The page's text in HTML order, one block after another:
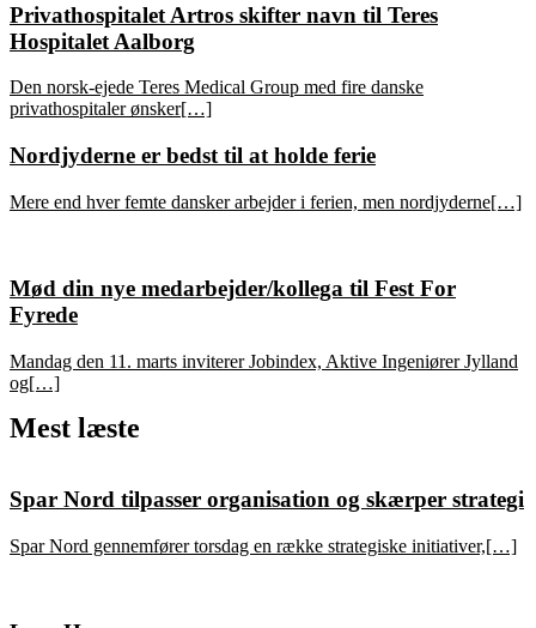
Privathospitalet Artros skifter navn til Teres
Hospitalet Aalborg
Den norsk-ejede Teres Medical Group med fire danske
privathospitaler ønsker[…]
Nordjyderne er bedst til at holde ferie
Mere end hver femte dansker arbejder i ferien, men nordjyderne[…]
Mød din nye medarbejder/kollega til Fest For
Fyrede
Mandag den 11. marts inviterer Jobindex, Aktive Ingeniører Jylland
og[…]
Mest læste
Spar Nord tilpasser organisation og skærper strategi
Spar Nord gennemfører torsdag en række strategiske initiativer,[…]